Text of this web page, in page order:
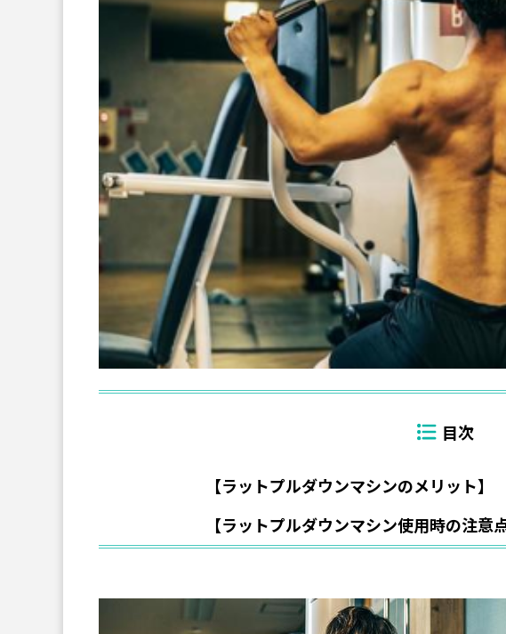
【ラットプルダウンマシンのメリット】
【ラットプルダウンマシン使用時の注意点